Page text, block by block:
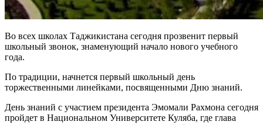
Во всех школах Таджикистана сегодня прозвенит первый
школьный звонок, знаменующий начало нового учебного
года.
По традиции, начнется первый школьный день
торжественными линейками, посвященными Дню знаний.
День знаний с участием президента Эмомали Рахмона сегодня
пройдет в Национальном Университете Куляба, где глава